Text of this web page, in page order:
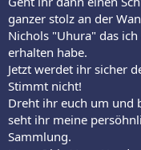
ganzer stolz an der
Nichols "Uhura" das
erhalten habe.
Jetzt werdet ihr sicher
Stimmt nicht!
Dreht ihr euch um und
seht ihr meine
Sammlung.